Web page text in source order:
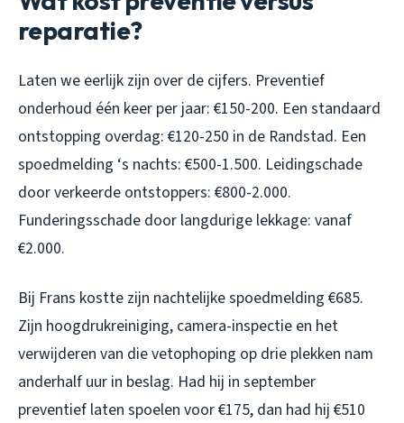
reparatie?
Laten we eerlijk zijn over de cijfers. Preventief
onderhoud één keer per jaar: €150-200. Een standaard
ontstopping overdag: €120-250 in de Randstad. Een
spoedmelding ‘s nachts: €500-1.500. Leidingschade
door verkeerde ontstoppers: €800-2.000.
Funderingsschade door langdurige lekkage: vanaf
€2.000.
Bij Frans kostte zijn nachtelijke spoedmelding €685.
Zijn hoogdrukreiniging, camera-inspectie en het
verwijderen van die vetophoping op drie plekken nam
anderhalf uur in beslag. Had hij in september
preventief laten spoelen voor €175, dan had hij €510